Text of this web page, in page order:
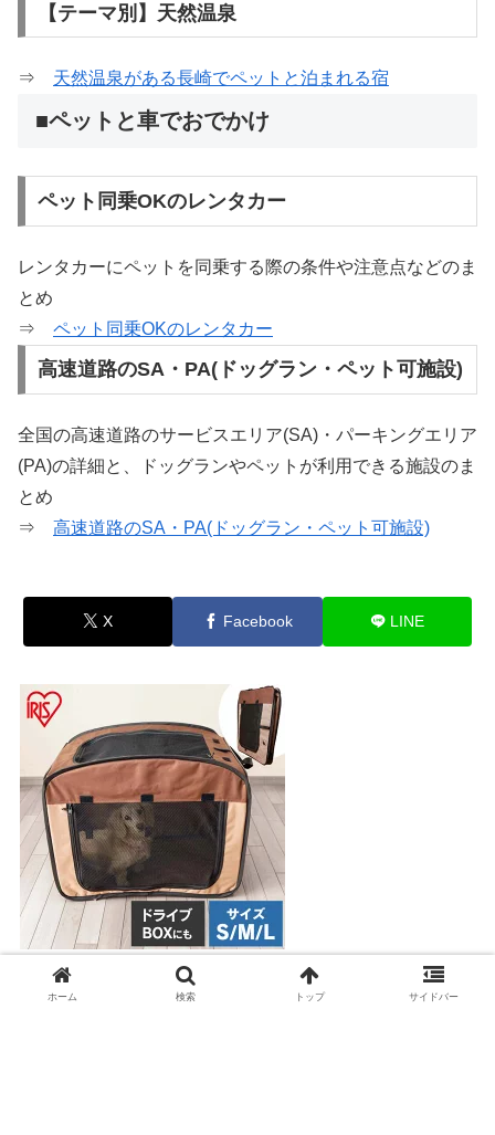
【テーマ別】天然温泉
⇒ 天然温泉がある長崎でペットと泊まれる宿
■ペットと車でおでかけ
ペット同乗OKのレンタカー
レンタカーにペットを同乗する際の条件や注意点などのま
とめ
⇒ ペット同乗OKのレンタカー
高速道路のSA・PA(ドッグラン・ペット可施設)
全国の高速道路のサービスエリア(SA)・パーキングエリア
(PA)の詳細と、ドッグランやペットが利用できる施設のま
とめ
⇒ 高速道路のSA・PA(ドッグラン・ペット可施設)
X Facebook LINE
パッと広がる折りたたみペットサークル
ホーム 検索 トップ サイドバー